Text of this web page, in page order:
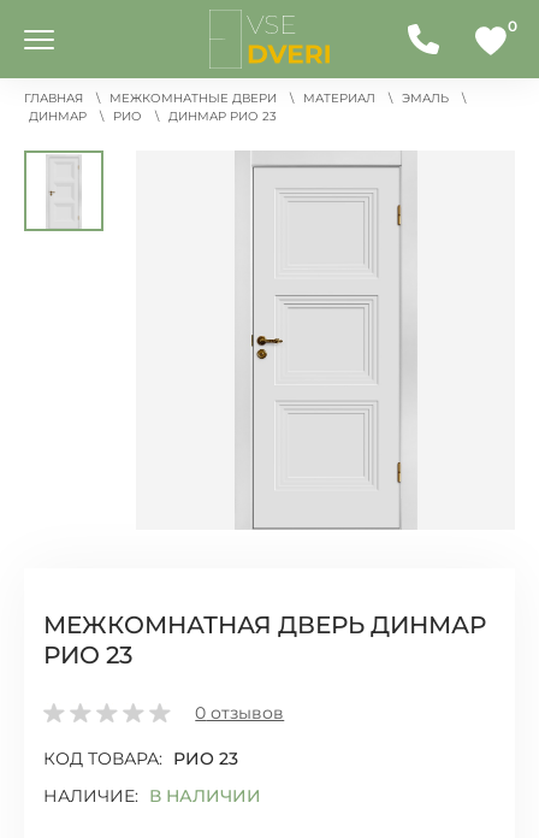
0
ГЛАВНАЯ МЕЖКОМНАТНЫЕ ДВЕРИ МАТЕРИАЛ
ЭМАЛЬ
ДИНМАР
РИО ДИНМАР РИО 23
МЕЖКОМНАТНАЯ ДВЕРЬ ДИНМАР
РИО 23
0 отзывов
КОД ТОВАРА:
РИО 23
НАЛИЧИЕ:
В НАЛИЧИИ